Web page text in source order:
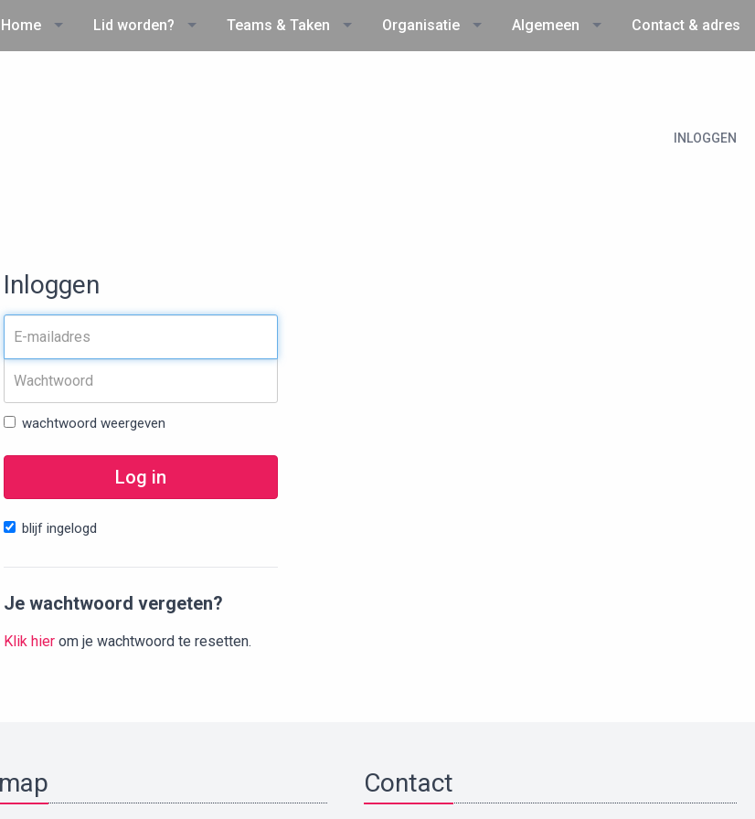
INLOGGEN
Home Lid worden? Teams & Taken Organisatie Algemeen Contact & adres
Inloggen
wachtwoord weergeven
Log in
blijf ingelogd
Je wachtwoord vergeten?
Klik hier om je wachtwoord te resetten.
Contact